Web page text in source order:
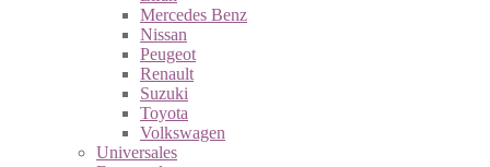
Mercedes Benz
Nissan
Peugeot
Renault
Suzuki
Toyota
Volkswagen
Universales